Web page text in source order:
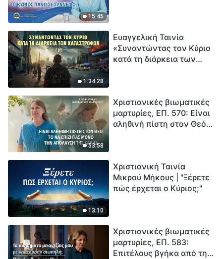
15:45
1:34:28
Ευαγγελική Ταινία
«Συναντώντας τον Κύριο
κατά τη διάρκεια των
εξαφάνισης». Οι
καταστροφές χτυπούν.
Ξεκινά η αντίστροφη
53:58
Χριστιανικές βιωματικές
μαρτυρίες, ΕΠ. 570: Είναι
αληθινή πίστη στον Θεό
13:10
Χριστιανική Ταινία
Μικρού Μήκους | "Ξέρετε
πώς έρχεται ο Κύριος;"
Χριστιανικές βιωματικές
μαρτυρίες, ΕΠ. 583:
Επιτέλους βγήκα από τη